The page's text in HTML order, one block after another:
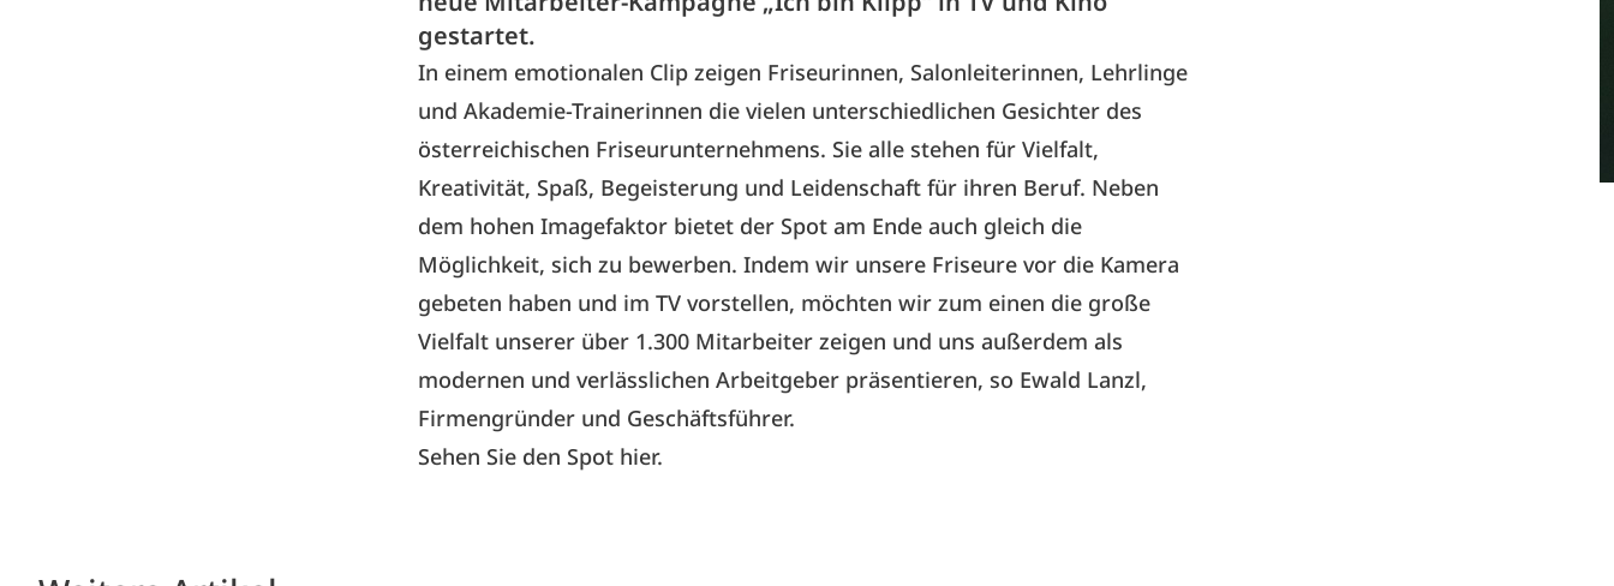
gestartet.
In einem emotionalen Clip zeigen Friseurinnen, Salonleiterinnen, Lehrlinge
und Akademie-Trainerinnen die vielen unterschiedlichen Gesichter des
österreichischen Friseurunternehmens. Sie alle stehen für Vielfalt,
Kreativität, Spaß, Begeisterung und Leidenschaft für ihren Beruf. Neben
dem hohen Imagefaktor bietet der Spot am Ende auch gleich die
Möglichkeit, sich zu bewerben. Indem wir unsere Friseure vor die Kamera
gebeten haben und im TV vorstellen, möchten wir zum einen die große
Vielfalt unserer über 1.300 Mitarbeiter zeigen und uns außerdem als
modernen und verlässlichen Arbeitgeber präsentieren, so Ewald Lanzl,
Firmengründer und Geschäftsführer.
Sehen Sie den Spot hier.